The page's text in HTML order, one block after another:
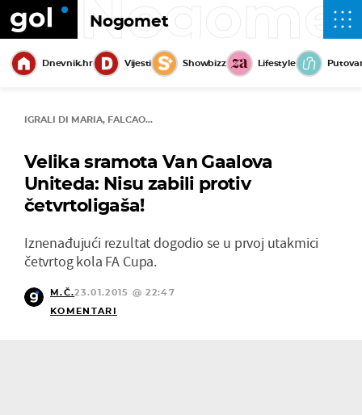
Nogomet
Dnevnik.hr Vijesti Showbizz Lifestyle
IGRALI DI MARIA, FALCAO...
Velika sramota Van Gaalova
Uniteda: Nisu zabili protiv
četvrtoligaša!
Iznenađujući rezultat dogodio se u prvoj utakmici
četvrtog kola FA Cupa.
M.Č.23.01.2015 @ 22:47
KOMENTARI